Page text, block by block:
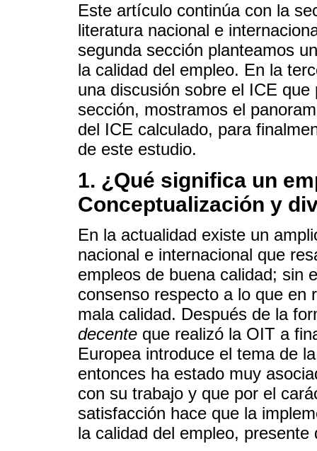
Este artículo continúa con la
literatura nacional e
segunda sección planteamos
la calidad del empleo. En la
una discusión sobre el ICE
sección, mostramos el
del ICE calculado, para
de este estudio.
1. ¿Qué significa un
Conceptualización y
En la actualidad existe un
nacional e internacional que
empleos de buena calidad; sin
consenso respecto a lo que en
mala calidad. Después de la
decente que realizó la OIT a
Europea introduce el tema de
entonces ha estado muy
con su trabajo y que por el
satisfacción hace que la
la calidad del empleo, presente